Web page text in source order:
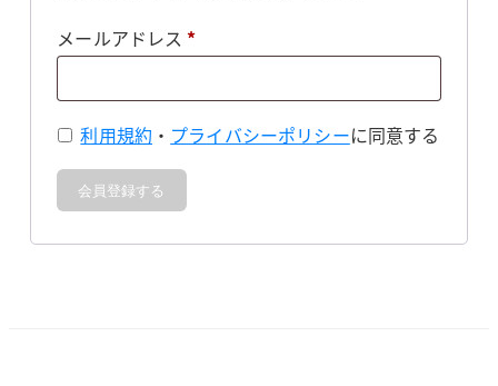
メールアドレス *必
利用規約 ・ プライバシーポリシーに同意する
会員登録する